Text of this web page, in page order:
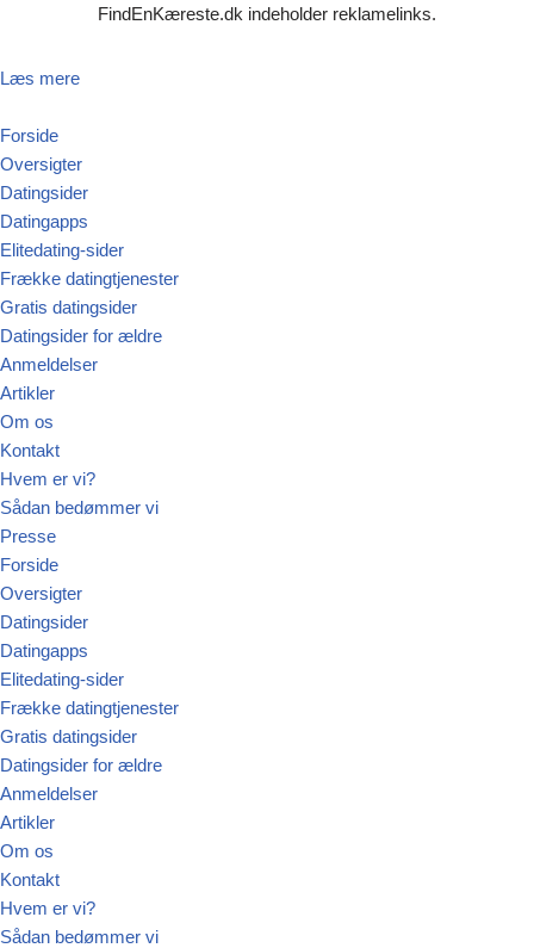
FindEnKæreste.dk indeholder reklamelinks.
Læs mere
Forside
Oversigter
Datingsider
Datingapps
Elitedating-sider
Frække datingtjenester
Gratis datingsider
Datingsider for ældre
Anmeldelser
Artikler
Om os
Kontakt
Hvem er vi?
Sådan bedømmer vi
Presse
Forside
Oversigter
Datingsider
Datingapps
Elitedating-sider
Frække datingtjenester
Gratis datingsider
Datingsider for ældre
Anmeldelser
Artikler
Om os
Kontakt
Hvem er vi?
Sådan bedømmer vi